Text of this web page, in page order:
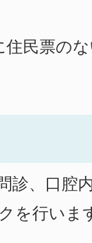
民票の
診、口腔
を行いま